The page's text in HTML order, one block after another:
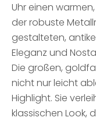
Uhr einen
der robuste
gestalteten,
Eleganz und
Die großen,
nicht nur leicht
Highlight. Sie
klassischen Look,